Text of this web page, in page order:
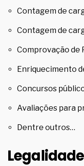
Contagem de
Contagem de
Comprovação de
Enriquecimento
Concursos
Avaliações para
Dentre outros…